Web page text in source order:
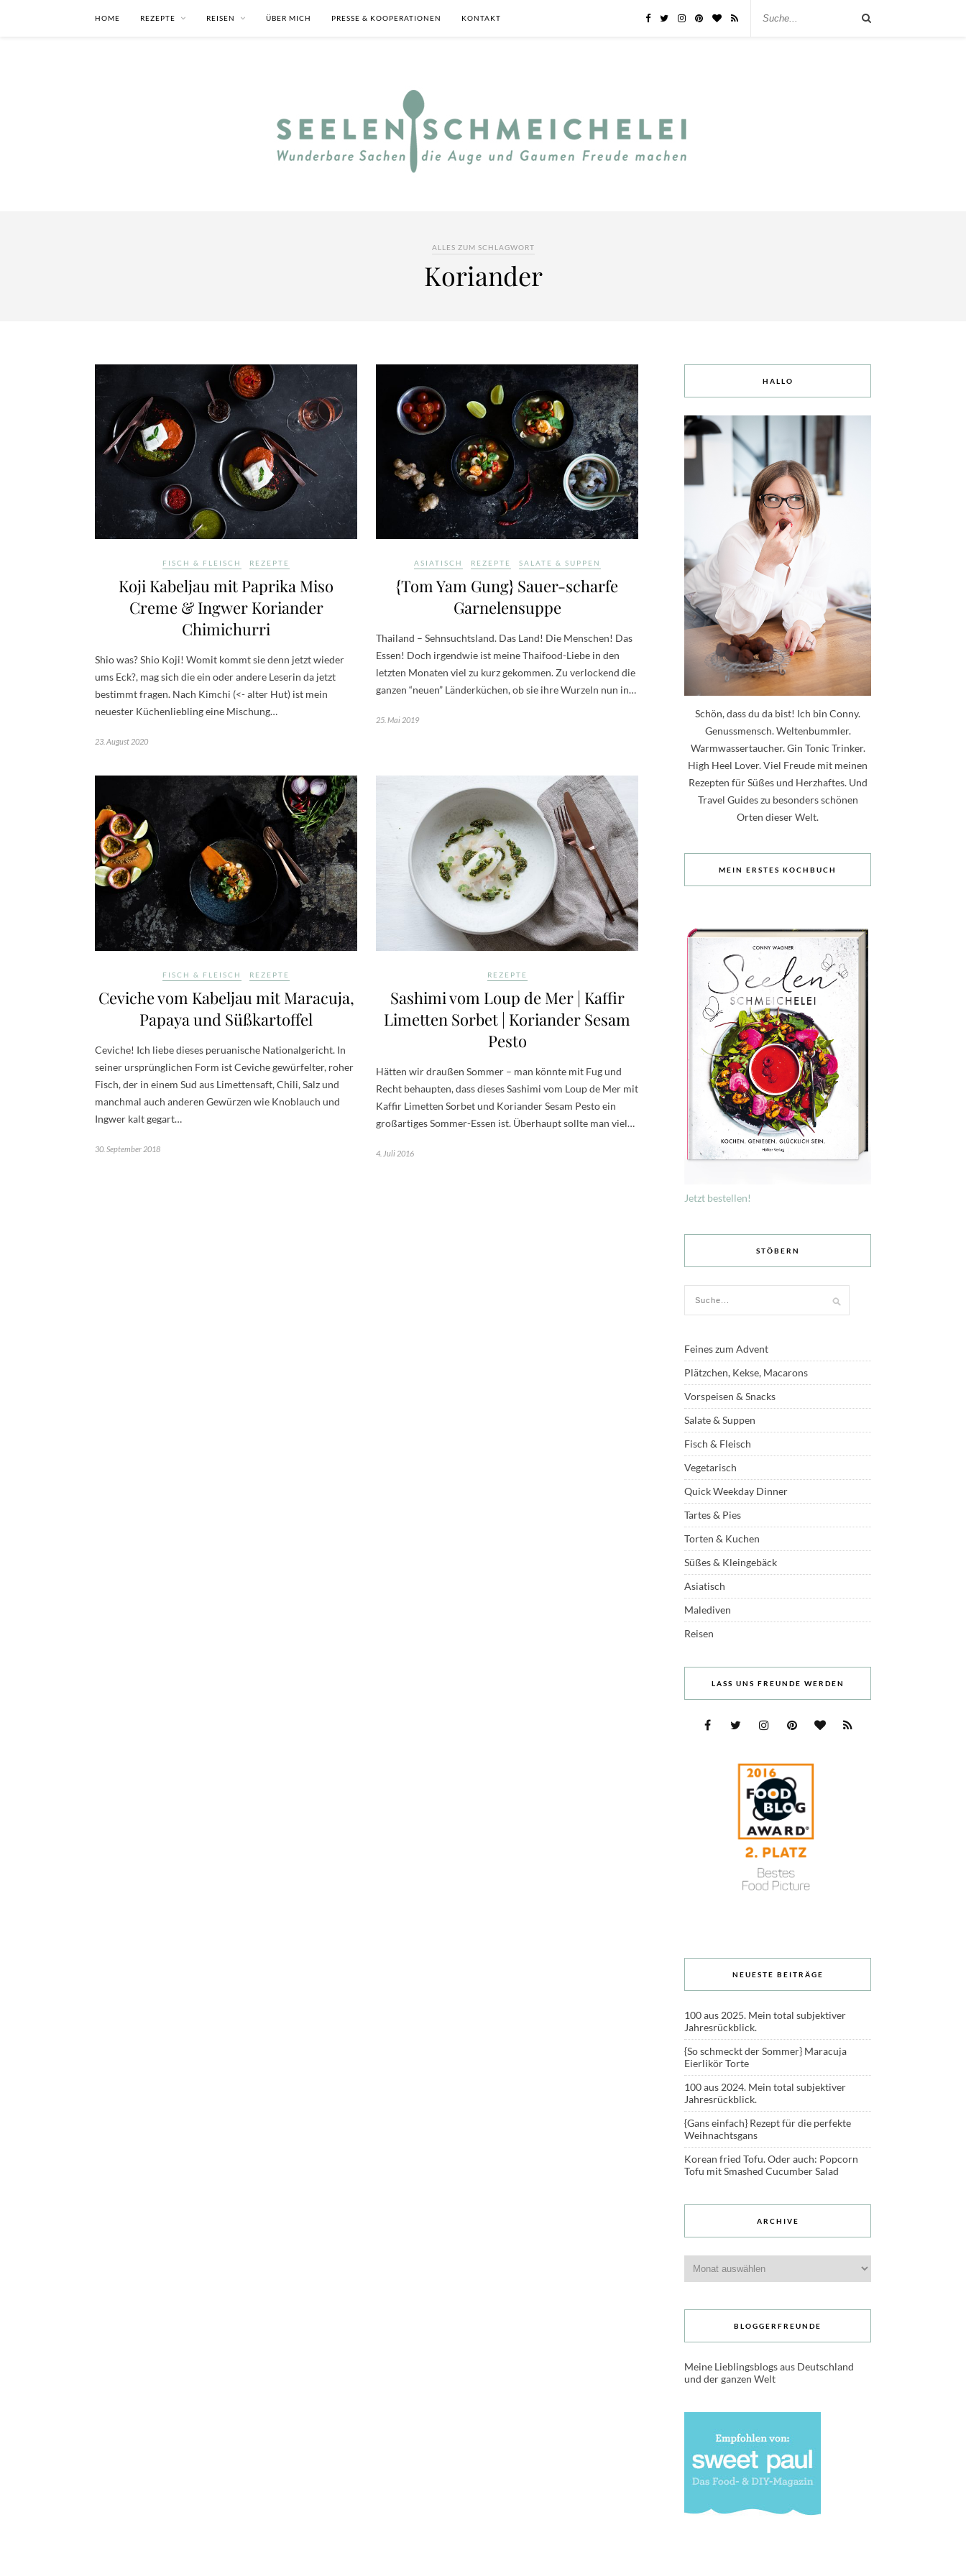
HOME REZEPTE REISEN ÜBER MICH PRESSE & KOOPERATIONEN KONTAKT
ALLES ZUM SCHLAGWORT
Koriander
FISCH & FLEISCH REZEPTE
Koji Kabeljau mit Paprika Miso
Creme & Ingwer Koriander
Chimichurri
Shio was? Shio Koji! Womit kommt sie denn jetzt wieder
ums Eck?, mag sich die ein oder andere Leserin da jetzt
bestimmt fragen. Nach Kimchi (<- alter Hut) ist mein
neuester Küchenliebling eine Mischung…
23. August 2020
ASIATISCH REZEPTE SALATE & SUPPEN
{Tom Yam Gung} Sauer-scharfe
Garnelensuppe
Thailand – Sehnsuchtsland. Das Land! Die Menschen! Das
Essen! Doch irgendwie ist meine Thaifood-Liebe in den
letzten Monaten viel zu kurz gekommen. Zu verlockend die
ganzen “neuen” Länderküchen, ob sie ihre Wurzeln nun in…
25. Mai 2019
FISCH & FLEISCH REZEPTE
Ceviche vom Kabeljau mit Maracuja,
Papaya und Süßkartoffel
Ceviche! Ich liebe dieses peruanische Nationalgericht. In
seiner ursprünglichen Form ist Ceviche gewürfelter, roher
Fisch, der in einem Sud aus Limettensaft, Chili, Salz und
manchmal auch anderen Gewürzen wie Knoblauch und
Ingwer kalt gegart…
30. September 2018
REZEPTE
Sashimi vom Loup de Mer | Kaffir
Limetten Sorbet | Koriander Sesam
Pesto
Hätten wir draußen Sommer – man könnte mit Fug und
Recht behaupten, dass dieses Sashimi vom Loup de Mer mit
Kaffir Limetten Sorbet und Koriander Sesam Pesto ein
großartiges Sommer-Essen ist. Überhaupt sollte man viel…
4. Juli 2016
HALLO
Schön, dass du da bist! Ich bin Conny.
Genussmensch. Weltenbummler.
Warmwassertaucher. Gin Tonic Trinker.
High Heel Lover. Viel Freude mit meinen
Rezepten für Süßes und Herzhaftes. Und
Travel Guides zu besonders schönen
Orten dieser Welt.
MEIN ERSTES KOCHBUCH
Jetzt bestellen!
STÖBERN
Feines zum Advent
Plätzchen, Kekse, Macarons
Vorspeisen & Snacks
Salate & Suppen
Fisch & Fleisch
Vegetarisch
Quick Weekday Dinner
Tartes & Pies
Torten & Kuchen
Süßes & Kleingebäck
Asiatisch
Malediven
Reisen
LASS UNS FREUNDE WERDEN
NEUESTE BEITRÄGE
100 aus 2025. Mein total subjektiver
Jahresrückblick.
{So schmeckt der Sommer} Maracuja
Eierlikör Torte
100 aus 2024. Mein total subjektiver
Jahresrückblick.
{Gans einfach} Rezept für die perfekte
Weihnachtsgans
Korean fried Tofu. Oder auch: Popcorn
Tofu mit Smashed Cucumber Salad
ARCHIVE
BLOGGERFREUNDE
Meine Lieblingsblogs aus Deutschland
und der ganzen Welt